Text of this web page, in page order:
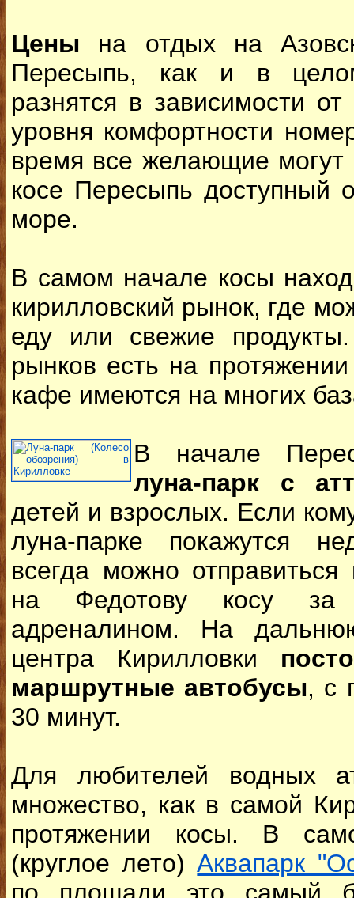
Цены на отдых на
Пересыпь, как и в
разнятся в зависимости
уровня комфортности
время все желающие могут
косе Пересыпь доступный
море.
В самом начале косы
кирилловский рынок, где
еду или свежие
рынков есть на
кафе имеются на многих
В начале
луна-парк с
детей и взрослых. Если
луна-парке покажутся
всегда можно
на Федотову косу за
адреналином. На
центра Кирилловки
маршрутные автобусы, с
30 минут.
Для любителей водных
множество, как в самой
протяжении косы. В
(круглое лето)Аквапарк